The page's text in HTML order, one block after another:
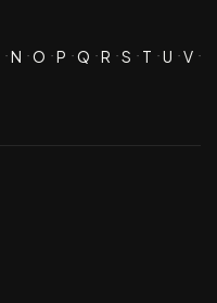
N O P Q R S T U
V